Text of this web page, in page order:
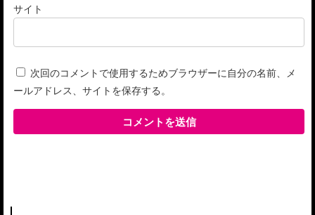
サイト
次回のコメントで使用するためブラウザーに自分の名前、メ
ールアドレス、サイトを保存する。